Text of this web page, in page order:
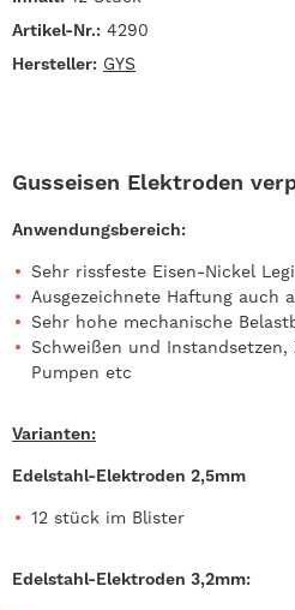
Artikel-Nr.: 4290
Hersteller: GYS
Gusseisen Elektroden
Anwendungsbereich:
Sehr rissfeste Eisen-Nickel
Ausgezeichnete Haftung auch
Sehr hohe mechanische
Schweißen und
Pumpen etc
Varianten:
Edelstahl-Elektroden 2,5mm
12 stück im Blister
Edelstahl-Elektroden 3,2mm: